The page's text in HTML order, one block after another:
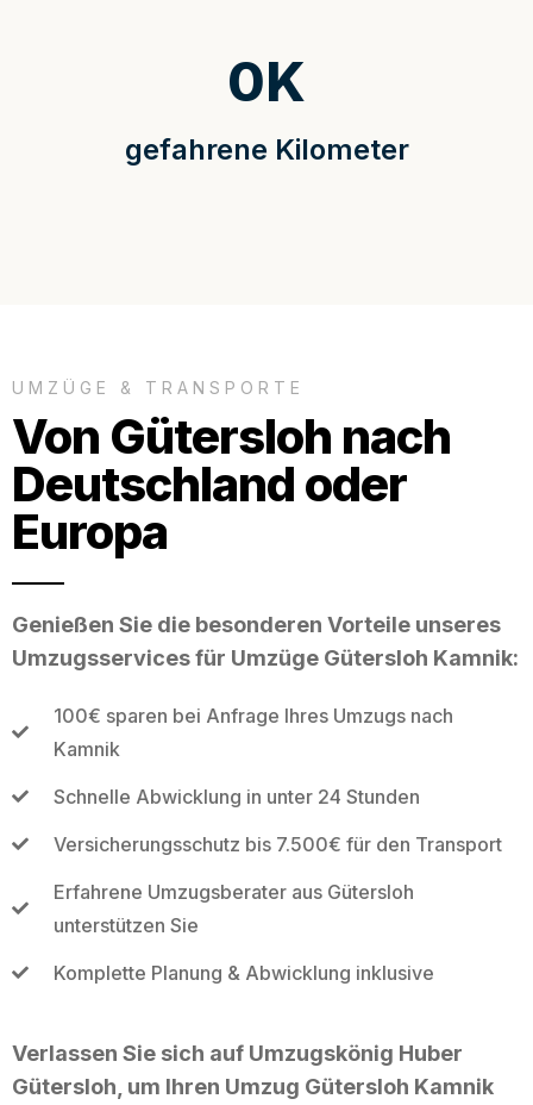
gefahrene Kilometer
0K
UMZÜGE & TRANSPORTE
Von Gütersloh nach
Deutschland oder
Europa
Genießen Sie die besonderen Vorteile unseres
Umzugsservices für Umzüge Gütersloh Kamnik:
100€ sparen bei Anfrage Ihres Umzugs nach
Kamnik
Schnelle Abwicklung in unter 24 Stunden
Versicherungsschutz bis 7.500€ für den Transport
Erfahrene Umzugsberater aus Gütersloh
unterstützen Sie
Komplette Planung & Abwicklung inklusive
Verlassen Sie sich auf Umzugskönig Huber
Gütersloh, um Ihren Umzug Gütersloh Kamnik